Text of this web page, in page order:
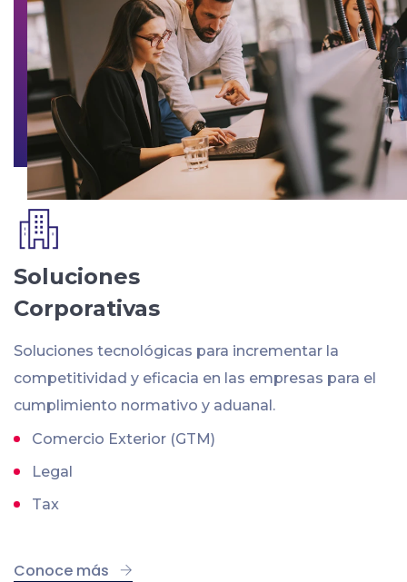
Soluciones
Corporativas
Soluciones tecnológicas para incrementar la
competitividad y eficacia en las empresas para el
cumplimiento normativo y aduanal.
Comercio Exterior (GTM)
Legal
Tax
Conoce más